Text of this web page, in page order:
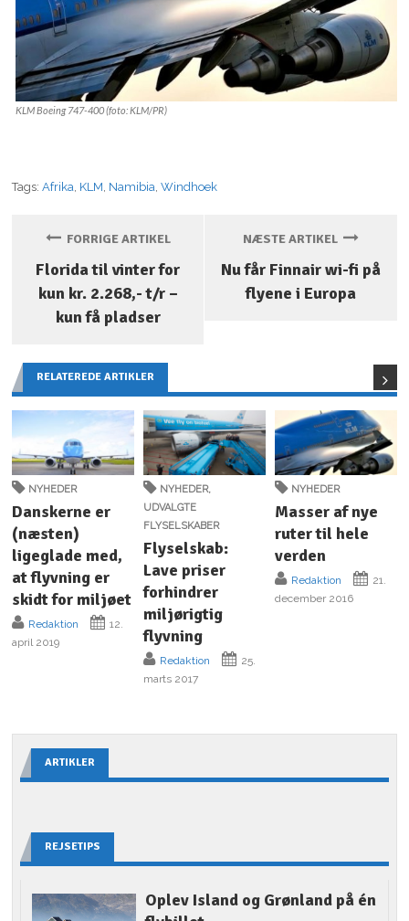
KLM Boeing 747-400 (foto: KLM/PR)
Tags:Afrika KLM Namibia ,Windhoek
FORRIGE ARTIKEL
Florida til vinter for
kun kr. 2.268,- t/r –
kun få pladser
NÆSTE ARTIKEL
Nu får Finnair wi-fi på
flyene i Europa
RELATEREDE ARTIKLER
NYHEDER
Danskerne er
(næsten)
ligeglade med,
at flyvning er
skidt for miljøet
Redaktion
12.
april 2019
NYHEDER,
UDVALGTE
FLYSELSKABER
Flyselskab:
Lave priser
forhindrer
miljørigtig
flyvning
Redaktion
25.
marts 2017
NYHEDER
Masser af nye
ruter til hele
verden
Redaktion
21.
december 2016
ARTIKLER
REJSETIPS
Oplev Island og Grønland på én